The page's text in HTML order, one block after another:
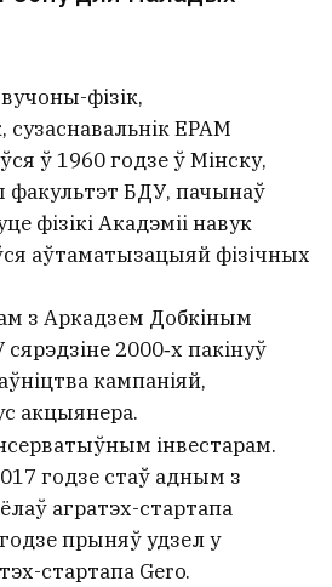
фізік,
EPAM
ў 1960 годзе ў Мінску,
факультэт БДУ, пачынаў
фізікі Акадэміі навук
аўтаматызацыяй фізічных
з Аркадзем Добкіным
сярэдзіне 2000‑х пакінуў
кампаніяй,
акцыянера.
інвестарам.
годзе стаў адным з
агратэх-стартапа
прыняў удзел у
стартапа Gero.